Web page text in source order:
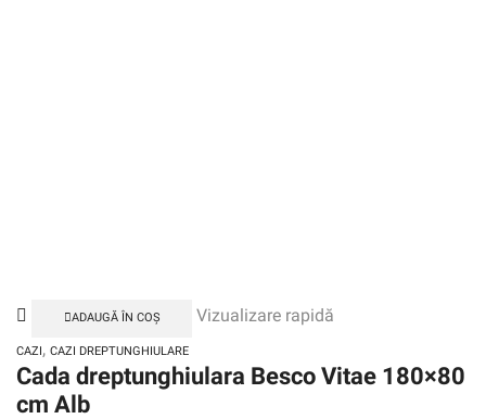
ADAUGĂ ÎN COȘ Vizualizare rapidă
CAZI, CAZI DREPTUNGHIULARE
Cada dreptunghiulara Besco Vitae 180×80
cm Alb